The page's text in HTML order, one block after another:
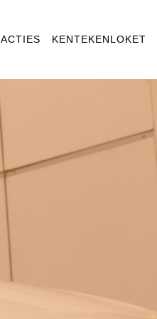
ACTIES KENTEKENLOKET